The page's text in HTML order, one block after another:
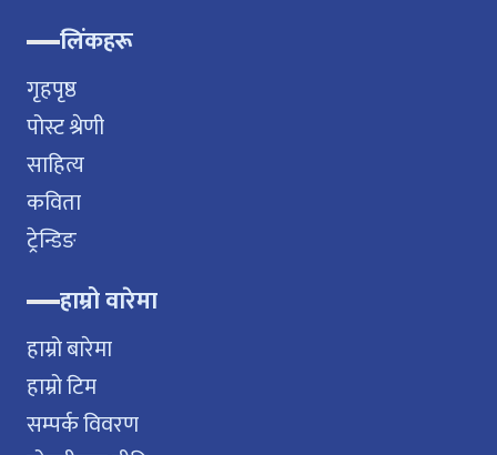
लिंकहरू
गृहपृष्ठ
पोस्ट श्रेणी
साहित्य
कविता
ट्रेन्डिङ
हाम्रो वारेमा
हाम्रो बारेमा
हाम्रो टिम
सम्पर्क विवरण